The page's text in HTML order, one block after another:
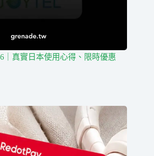
｜真實日本使用心得、限時優惠